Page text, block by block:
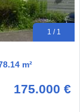
1 / 1
m²
175.000 €